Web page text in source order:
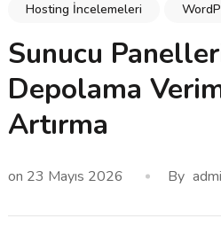
Hosting İncelemeleri
Sunucu
Depolama
Artırma
on 23 Mayıs 2026 By